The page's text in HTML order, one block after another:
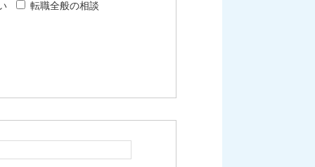
転職全般の相談